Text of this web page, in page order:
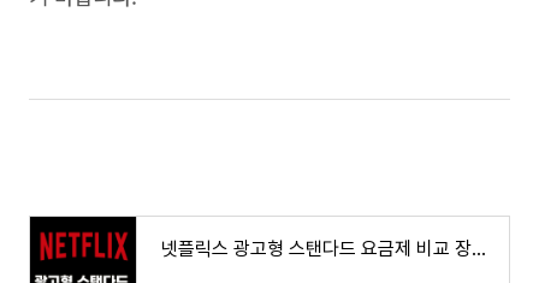
넷플릭스 광고형 스탠다드 요금제 비교 장점 단점 5500원 FHD 동시 2명 접속 가장 저렴하게 시청하